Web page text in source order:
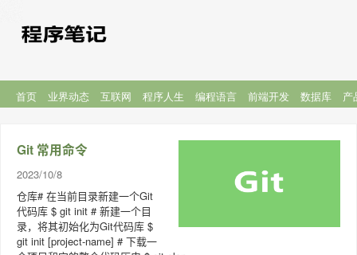
首页 业界动态 互联网 程序人生 编程语言 前端开发 数据库 产
Git 常用命令
2023/10/8
仓库# 在当前目录新建一个Git
代码库 $ git init # 新建一个目
录，将其初始化为Git代码库 $
git init [project-name] # 下载一